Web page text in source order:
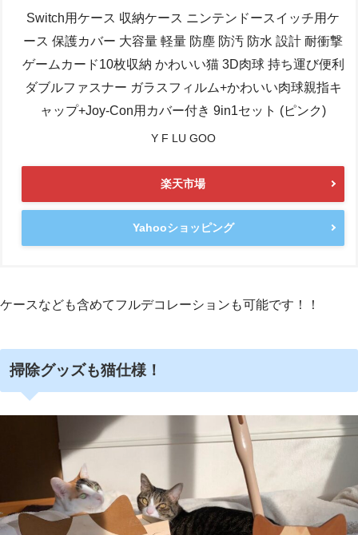
Switch用ケース 収納ケース ニンテンドースイッチ用ケ
ース 保護カバー 大容量 軽量 防塵 防汚 防水 設計 耐衝撃
ゲームカード10枚収納 かわいい猫 3D肉球 持ち運び便利
ダブルファスナー ガラスフィルム+かわいい肉球親指キ
ャップ+Joy-Con用カバー付き 9in1セット (ピンク)
Y F LU GOO
楽天市場
Yahooショッピング
ケースなども含めてフルデコレーションも可能です！！
掃除グッズも猫仕様！